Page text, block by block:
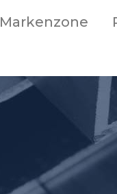
Markenzone